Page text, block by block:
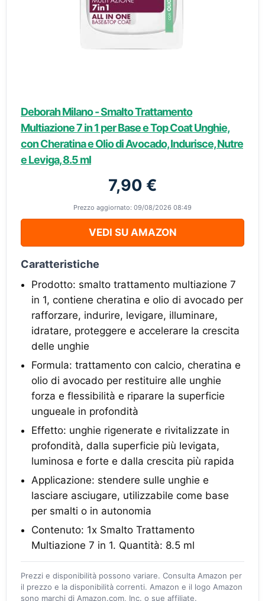
Deborah Milano - Smalto Trattamento
Multiazione 7 in 1 per Base e Top Coat Unghie,
con Cheratina e Olio di Avocado, Indurisce, Nutre
e Leviga, 8.5 ml
7,90 €
Prezzo aggiornato: 09/08/2026 08:49
VEDI SU AMAZON
Caratteristiche
Prodotto: smalto trattamento multiazione 7
in 1, contiene cheratina e olio di avocado per
rafforzare, indurire, levigare, illuminare,
idratare, proteggere e accelerare la crescita
delle unghie
Formula: trattamento con calcio, cheratina e
olio di avocado per restituire alle unghie
forza e flessibilità e riparare la superficie
ungueale in profondità
Effetto: unghie rigenerate e rivitalizzate in
profondità, dalla superficie più levigata,
luminosa e forte e dalla crescita più rapida
Applicazione: stendere sulle unghie e
lasciare asciugare, utilizzabile come base
per smalti o in autonomia
Contenuto: 1x Smalto Trattamento
Multiazione 7 in 1. Quantità: 8.5 ml
Prezzi e disponibilità possono variare. Consulta Amazon per
il prezzo e la disponibilità correnti. Amazon e il logo Amazon
sono marchi di Amazon.com, Inc. o sue affiliate.